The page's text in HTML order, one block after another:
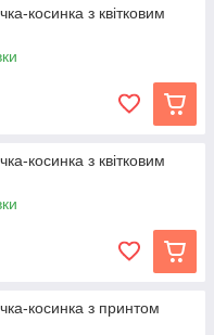
косинка з квітковим
косинка з квітковим
косинка з принтом